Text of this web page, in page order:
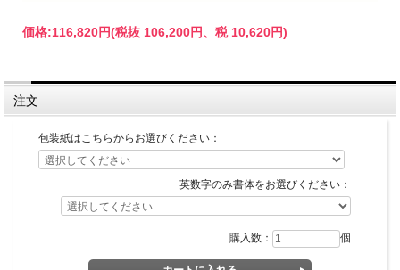
価格:116,820円(税抜 106,200円、税 10,620円)
注文
包装紙はこちらからお選びください：
英数字のみ書体をお選びください：
購入数： 個